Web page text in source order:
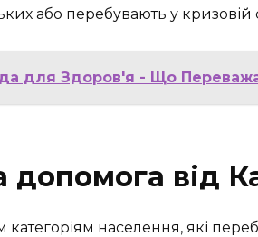
або перебувають у кризовій
для Здоров'я - Що
від
категоріям населення, які